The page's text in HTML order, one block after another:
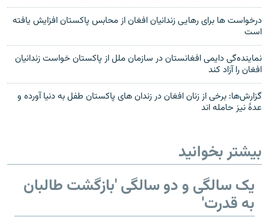
درخواست ها برای رهایی زندانیان افغان از محابس پاکستان افزایش یافته
است
نماینده‌گی دایمی افغانستان در سازمان ملل از پاکستان خواست زندانیان
افغان را آزاد کند
گزارش‌ها: برخی از زنان افغان در زندان های پاکستان طفل به دنیا آورده و
عدهٔ نیز حامله اند
بیشتر بخوانید
یک سالگی و دو سالگی 'بازگشت طالبان
به قدرت'